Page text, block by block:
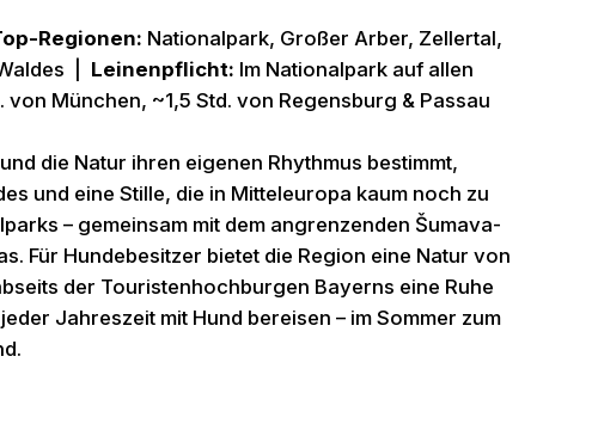
Regionen: Nationalpark, Großer Arber, Zellertal,
| Leinenpflicht: Im Nationalpark auf allen
von München, ~1,5 Std. von Regensburg & Passau
die Natur ihren eigenen Rhythmus bestimmt,
und eine Stille, die in Mitteleuropa kaum noch zu
– gemeinsam mit dem angrenzenden Šumava-
Für Hundebesitzer bietet die Region eine Natur von
der Touristenhochburgen Bayerns eine Ruhe
Jahreszeit mit Hund bereisen – im Sommer zum